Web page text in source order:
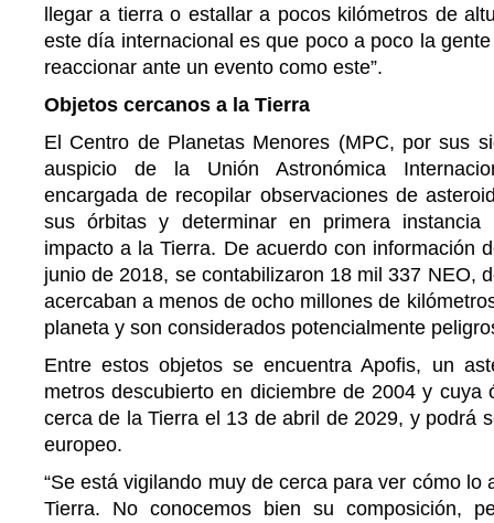
llegar a tierra o estallar a pocos kilómetros de
este día internacional es que poco a poco la
reaccionar ante un evento como este”.
Objetos cercanos a la Tierra
El Centro de Planetas Menores (MPC, por sus
auspicio de la Unión Astronómica
encargada de recopilar observaciones de
sus órbitas y determinar en primera instancia
impacto a la Tierra. De acuerdo con información
junio de 2018, se contabilizaron 18 mil 337 NEO,
acercaban a menos de ocho millones de
planeta y son considerados potencialmente
Entre estos objetos se encuentra Apofis, un
metros descubierto en diciembre de 2004 y cuya
cerca de la Tierra el 13 de abril de 2029, y podrá
europeo.
“Se está vigilando muy de cerca para ver cómo lo
Tierra. No conocemos bien su composición,